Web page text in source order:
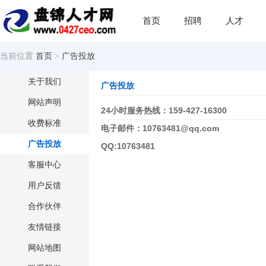
首页 招聘 人才
当前位置 首页 > 广告投放
关于我们
网站声明
收费标准
广告投放
客服中心
用户反馈
合作伙伴
友情链接
网站地图
广告投放
24小时服务热线：159-427-16300
电子邮件：10763481@qq.com
QQ:10763481